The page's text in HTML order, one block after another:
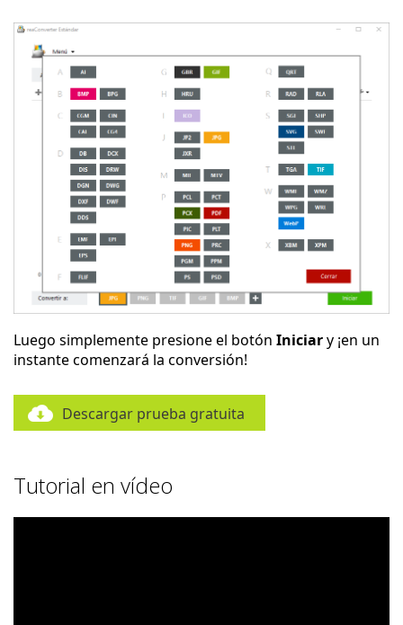
Luego simplemente presione el botón Iniciary ¡en un
instante comenzará la conversión!
Descargar prueba gratuita
Tutorial en vídeo